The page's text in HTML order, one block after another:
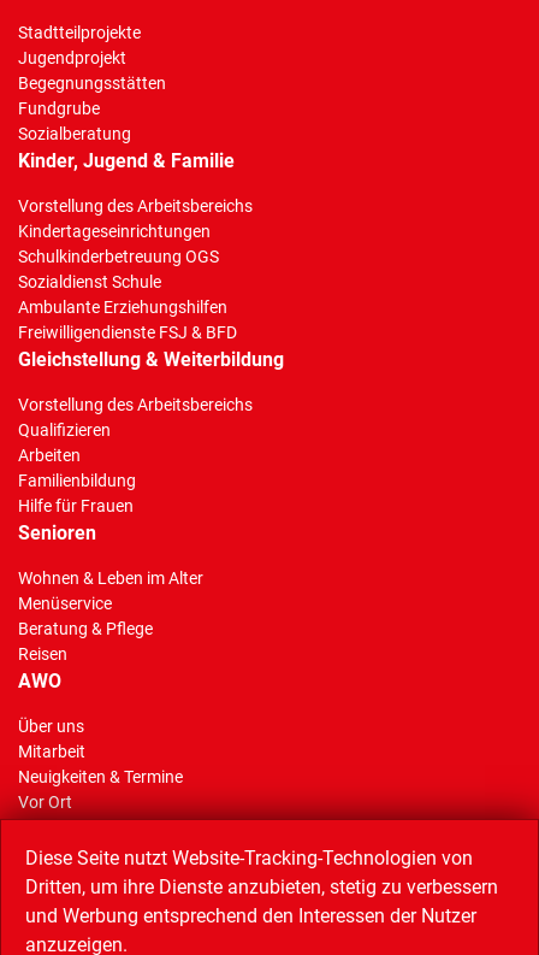
Stadtteilprojekte
Jugendprojekt
Begegnungsstätten
Fundgrube
Sozialberatung
Kinder, Jugend & Familie
Vorstellung des Arbeitsbereichs
Kindertageseinrichtungen
Schulkinderbetreuung OGS
Sozialdienst Schule
Ambulante Erziehungshilfen
Freiwilligendienste FSJ & BFD
Gleichstellung & Weiterbildung
Vorstellung des Arbeitsbereichs
Qualifizieren
Arbeiten
Familienbildung
Hilfe für Frauen
Senioren
Wohnen & Leben im Alter
Menüservice
Beratung & Pflege
Reisen
AWO
Über uns
Mitarbeit
Neuigkeiten & Termine(Standort)
Vor Ort
Reisen
Linkempfehlungen
Diese Seite nutzt Website-Tracking-Technologien von
Dritten, um ihre Dienste anzubieten, stetig zu verbessern
und Werbung entsprechend den Interessen der Nutzer
anzuzeigen.